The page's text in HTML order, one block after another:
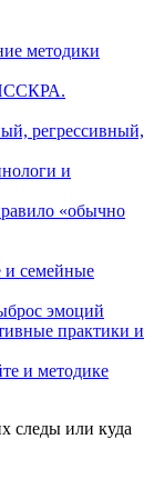
методики
регрессивный,
и
«обычно
и семейные
эмоций
практики и
и методике
следы или куда